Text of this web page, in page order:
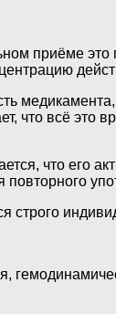
приёме
что всё
что его
строго